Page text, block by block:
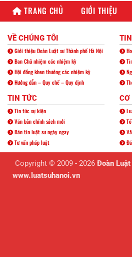
TRANG CHỦ GIỚI THIỆU
VỀ CHÚNG TÔI
Giới thiệu Đoàn Luật sư Thành phố Hà Nội
Ban Chủ nhiệm các nhiệm kỳ
Hội đồng khen thưởng các nhiệm kỳ
Hướng dẫn – Quy chế – Quy định
TIN TỨC
Tin tức sự kiện
Văn bản chính sách mới
Bản tin luật sư ngày ngay
Tư vấn pháp luật
CƠ
Copyright © 2009 - 2026Đoàn Luật
www.luatsuhanoi.vn